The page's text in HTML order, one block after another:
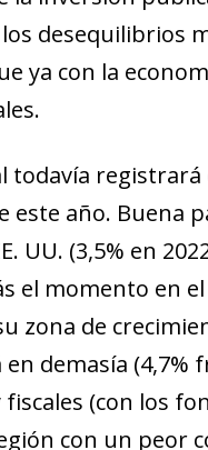
desequilibrios
ya con la
año. Buena
UU. (3,5% en
el momento en
zona de
demasía (4,7%
(con los
con un peor